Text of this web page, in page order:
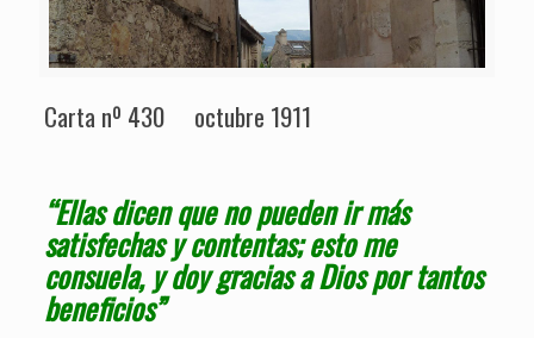
Carta nº 430 octubre 1911
“Ellas dicen que no pueden ir más
satisfechas y contentas; esto me
consuela, y doy gracias a Dios por tantos
beneficios”